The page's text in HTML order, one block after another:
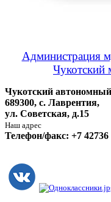
Администрация
Чукотский
Чукотский
689300, с. Лаврентия,
ул. Советская, д.15
Наш адрес
Телефон/факс: +7 42736